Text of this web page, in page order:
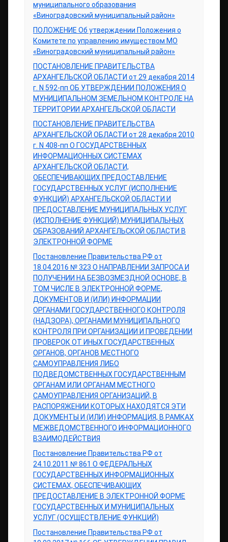
муниципального образования
«Виноградовский муниципальный район»
ПОЛОЖЕНИЕ Об утверждении Положения о
Комитете по управлению имуществом МО
«Виноградовский муниципальный район»
ПОСТАНОВЛЕНИЕ ПРАВИТЕЛЬСТВА
АРХАНГЕЛЬСКОЙ ОБЛАСТИ от 29 декабря 2014
г. N 592-пп ОБ УТВЕРЖДЕНИИ ПОЛОЖЕНИЯ О
МУНИЦИПАЛЬНОМ ЗЕМЕЛЬНОМ КОНТРОЛЕ НА
ТЕРРИТОРИИ АРХАНГЕЛЬСКОЙ ОБЛАСТИ
ПОСТАНОВЛЕНИЕ ПРАВИТЕЛЬСТВА
АРХАНГЕЛЬСКОЙ ОБЛАСТИ от 28 декабря 2010
г. N 408-пп О ГОСУДАРСТВЕННЫХ
ИНФОРМАЦИОННЫХ СИСТЕМАХ
АРХАНГЕЛЬСКОЙ ОБЛАСТИ,
ОБЕСПЕЧИВАЮЩИХ ПРЕДОСТАВЛЕНИЕ
ГОСУДАРСТВЕННЫХ УСЛУГ (ИСПОЛНЕНИЕ
ФУНКЦИЙ) АРХАНГЕЛЬСКОЙ ОБЛАСТИ И
ПРЕДОСТАВЛЕНИЕ МУНИЦИПАЛЬНЫХ УСЛУГ
(ИСПОЛНЕНИЕ ФУНКЦИЙ) МУНИЦИПАЛЬНЫХ
ОБРАЗОВАНИЙ АРХАНГЕЛЬСКОЙ ОБЛАСТИ В
ЭЛЕКТРОННОЙ ФОРМЕ
Постановление Правительства РФ от
18.04.2016 № 323 О НАПРАВЛЕНИИ ЗАПРОСА И
ПОЛУЧЕНИИ НА БЕЗВОЗМЕЗДНОЙ ОСНОВЕ, В
ТОМ ЧИСЛЕ В ЭЛЕКТРОННОЙ ФОРМЕ,
ДОКУМЕНТОВ И (ИЛИ) ИНФОРМАЦИИ
ОРГАНАМИ ГОСУДАРСТВЕННОГО КОНТРОЛЯ
(НАДЗОРА), ОРГАНАМИ МУНИЦИПАЛЬНОГО
КОНТРОЛЯ ПРИ ОРГАНИЗАЦИИ И ПРОВЕДЕНИИ
ПРОВЕРОК ОТ ИНЫХ ГОСУДАРСТВЕННЫХ
ОРГАНОВ, ОРГАНОВ МЕСТНОГО
САМОУПРАВЛЕНИЯ ЛИБО
ПОДВЕДОМСТВЕННЫХ ГОСУДАРСТВЕННЫМ
ОРГАНАМ ИЛИ ОРГАНАМ МЕСТНОГО
САМОУПРАВЛЕНИЯ ОРГАНИЗАЦИЙ, В
РАСПОРЯЖЕНИИ КОТОРЫХ НАХОДЯТСЯ ЭТИ
ДОКУМЕНТЫ И (ИЛИ) ИНФОРМАЦИЯ, В РАМКАХ
МЕЖВЕДОМСТВЕННОГО ИНФОРМАЦИОННОГО
ВЗАИМОДЕЙСТВИЯ
Постановление Правительства РФ от
24.10.2011 № 861 О ФЕДЕРАЛЬНЫХ
ГОСУДАРСТВЕННЫХ ИНФОРМАЦИОННЫХ
СИСТЕМАХ, ОБЕСПЕЧИВАЮЩИХ
ПРЕДОСТАВЛЕНИЕ В ЭЛЕКТРОННОЙ ФОРМЕ
ГОСУДАРСТВЕННЫХ И МУНИЦИПАЛЬНЫХ
УСЛУГ (ОСУЩЕСТВЛЕНИЕ ФУНКЦИЙ)
Постановление Правительства РФ от